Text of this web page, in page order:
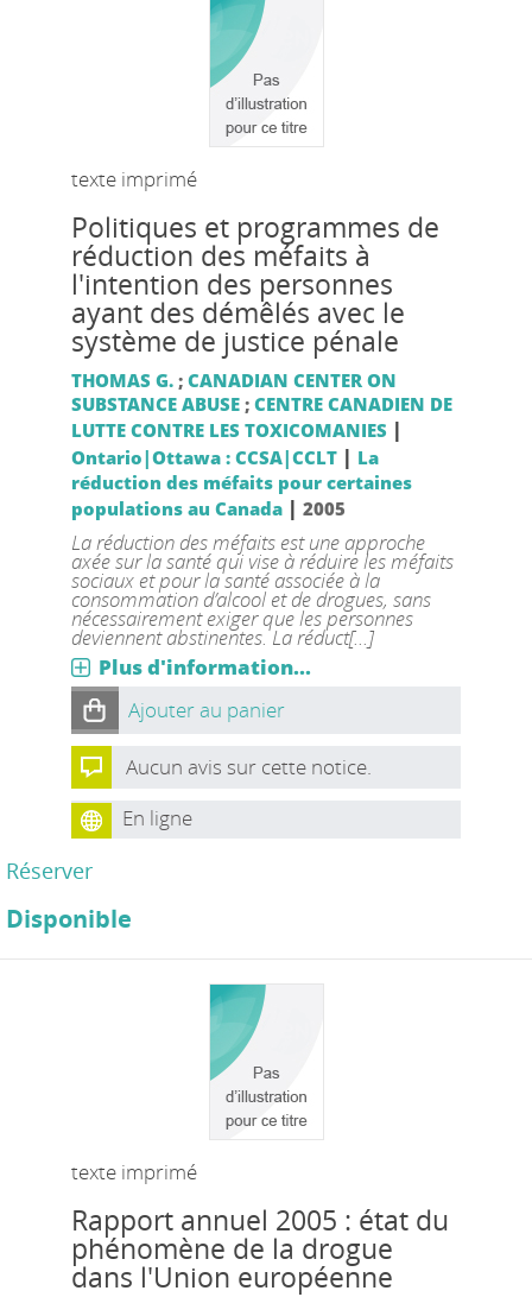
texte imprimé
Politiques et programmes de
réduction des méfaits à
l'intention des personnes
ayant des démêlés avec le
système de justice pénale
THOMAS G.; CANADIAN CENTER ON
SUBSTANCE ABUSE; CENTRE CANADIEN DE
LUTTE CONTRE LES TOXICOMANIES |
Ontario|Ottawa : CCSA|CCLT| La
réduction des méfaits pour certaines
populations au Canada| 2005
La réduction des méfaits est une approche
axée sur la santé qui vise à réduire les méfaits
sociaux et pour la santé associée à la
consommation d’alcool et de drogues, sans
nécessairement exiger que les personnes
deviennent abstinentes. La réduct[...]
Plus d'information...
Ajouter au panier
Aucun avis sur cette notice.
En ligne
Réserver
Disponible
texte imprimé
Rapport annuel 2005 : état du
phénomène de la drogue
dans l'Union européenne